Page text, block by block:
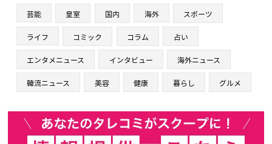
芸能 皇室 国内 海外 スポーツ
ライフ コミック コラム 占い
エンタメニュース インタビュー 海外ニュース
韓流ニュース 美容 健康 暮らし グルメ